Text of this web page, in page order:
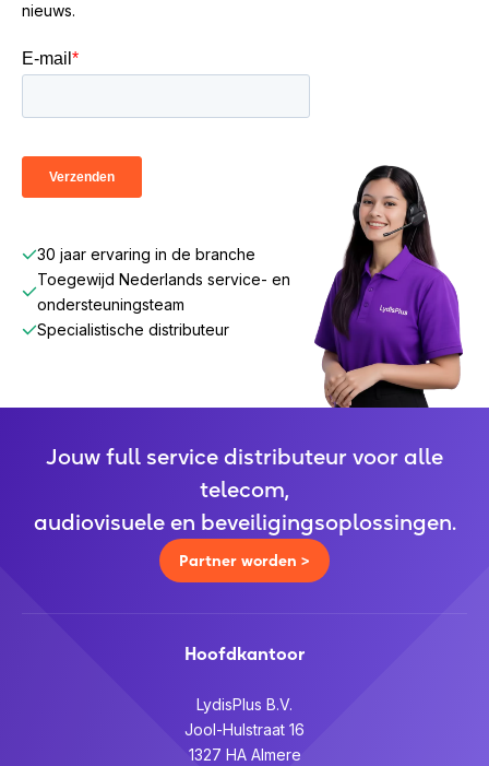
nieuws.
30 jaar ervaring in de branche
Toegewijd Nederlands service- en
ondersteuningsteam
Specialistische distributeur
Jouw full service distributeur voor alle
telecom,
audiovisuele en beveiligingsoplossingen.
Partner worden >
Hoofdkantoor
LydisPlus B.V.
Jool-Hulstraat 16
1327 HA Almere